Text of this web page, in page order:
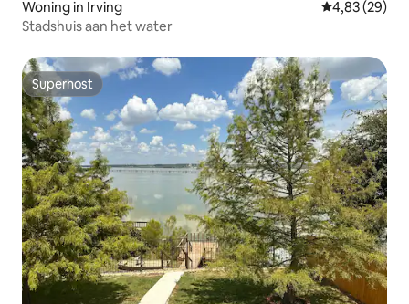
Woning in Irving Gemiddelde
4,83 (29)
Stadshuis aan het water
Superhost
Superhost